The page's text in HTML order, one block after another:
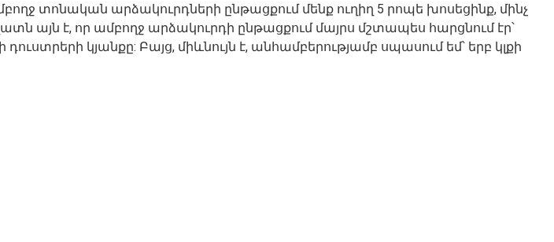
տոնական արձակուրդների ընթացքում մենք ուղիղ 5 րոպե խոսեցինք, մինչ
այն է, որ ամբողջ արձակուրդի ընթացքում մայրս մշտապես հարցնում էր՝
կյանքը: Բայց, միևնույն է, անհամբերությամբ սպասում եմ՝ երբ կլքի